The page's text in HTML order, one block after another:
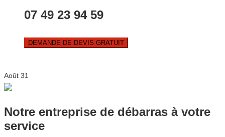
07 49 23 94 59
DEMANDE DE DEVIS GRATUIT
Août 31
Notre entreprise de débarras à votre
service